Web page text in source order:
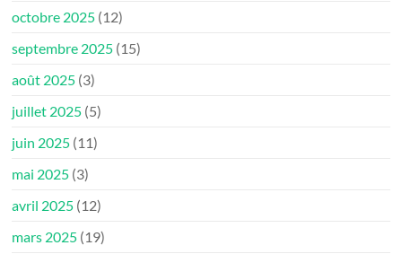
octobre 2025 (12)
septembre 2025 (15)
août 2025 (3)
juillet 2025 (5)
juin 2025 (11)
mai 2025 (3)
avril 2025 (12)
mars 2025 (19)